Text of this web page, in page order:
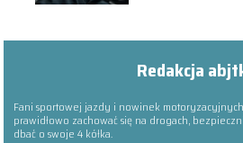
Redakcja
Fani sportowej jazdy i nowinek
prawidłowo zachować się na drogach,
dbać o swoje 4 kółka.